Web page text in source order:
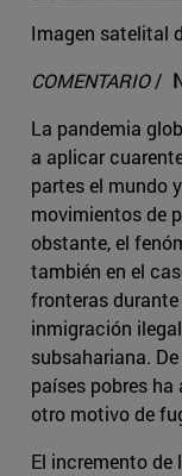
Imagen satelital
COMENTARIO/
La pandemia
a aplicar
partes el mundo
movimientos de
obstante, el
también en el
fronteras
inmigración
subsahariana.
países pobres
otro motivo de
El incremento